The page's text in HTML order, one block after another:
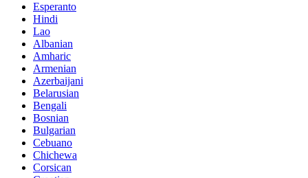
Esperanto
Hindi
Lao
Albanian
Amharic
Armenian
Azerbaijani
Belarusian
Bengali
Bosnian
Bulgarian
Cebuano
Chichewa
Corsican